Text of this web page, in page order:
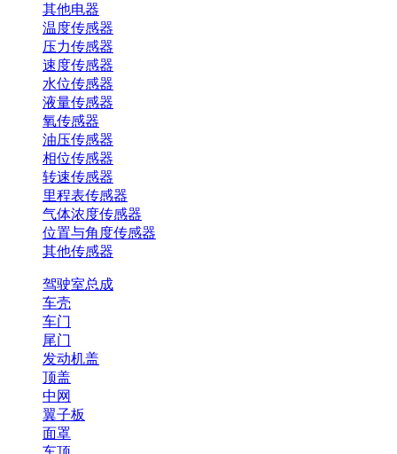
其他电器
温度传感器
压力传感器
速度传感器
水位传感器
液量传感器
氧传感器
油压传感器
相位传感器
转速传感器
里程表传感器
气体浓度传感器
位置与角度传感器
其他传感器
驾驶室总成
车壳
车门
尾门
发动机盖
顶盖
中网
翼子板
面罩